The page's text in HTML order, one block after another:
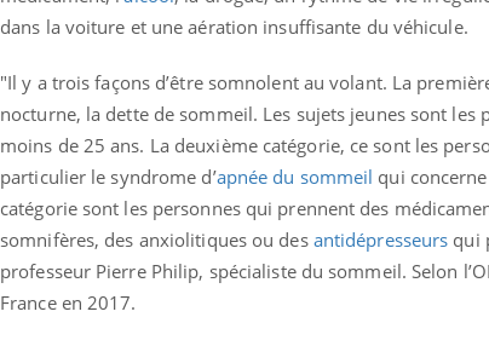
dans la voiture et une aération insuffisante du véhicule.
"Il y a trois façons d’être somnolent au volant. La
nocturne, la dette de sommeil. Les sujets jeunes sont les
moins de 25 ans. La deuxième catégorie, ce sont les
particulier le syndrome d’apnée du sommeil qui
catégorie sont les personnes qui prennent des
somnifères, des anxiolitiques ou des antidépresseurs qui
professeur Pierre Philip, spécialiste du sommeil. Selon
France en 2017.